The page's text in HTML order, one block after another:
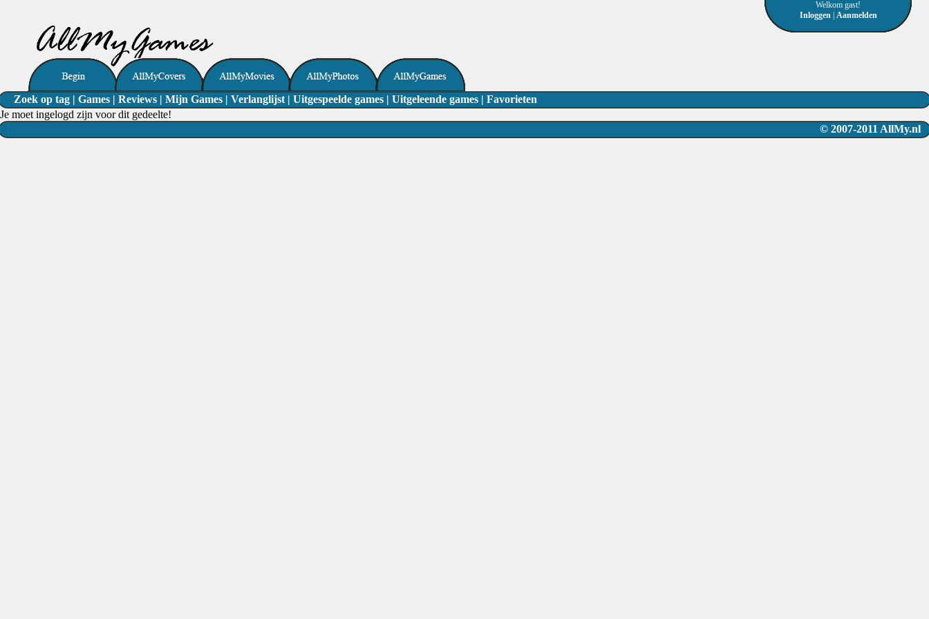
Zoek op tag | Games | Reviews | Mijn Games | Verlanglijst | Uitgespeelde games | Uitgeleende games | Favorieten
Je moet ingelogd zijn voor dit gedeelte!
© 2007-2011 AllMy.nl
Welkom gast!
Inloggen| Aanmelden